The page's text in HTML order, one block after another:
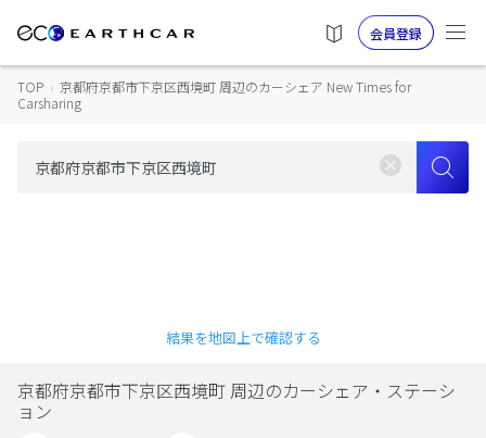
会員登録
TOP › 京都府京都市下京区西境町 周辺のカーシェア New Times for
Carsharing
結果を地図上で確認する
京都府京都市下京区西境町 周辺のカーシェア・ステーシ
ョン